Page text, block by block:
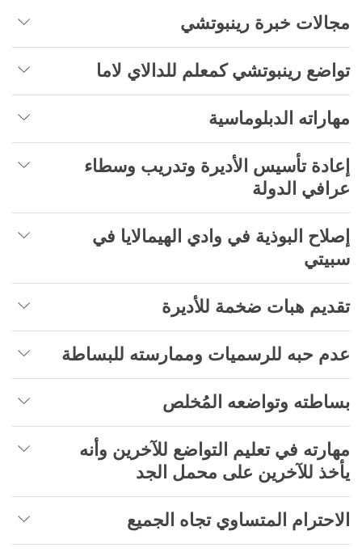
مجالات خبرة رينبوتشي
تواضع رينبوتشي كمعلم للدالاي لاما
مهاراته الدبلوماسية
إعادة تأسيس الأديرة وتدريب وسطاء
عرافي الدولة
إصلاح البوذية في وادي الهيمالايا في
سبيتي
تقديم هبات ضخمة للأديرة
عدم حبه للرسميات وممارسته للبساطة
بساطته وتواضعه المُخلص
مهارته في تعليم التواضع للآخرين وأنه
يأخذ للآخرين على محمل الجد
الاحترام المتساوي تجاه الجميع